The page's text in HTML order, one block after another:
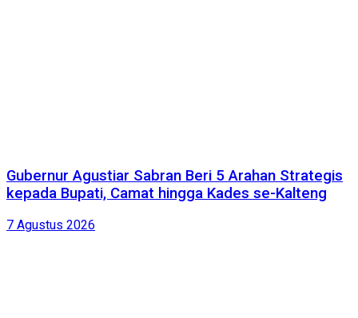
Gubernur Agustiar Sabran Beri 5 Arahan Strategis
kepada Bupati, Camat hingga Kades se-Kalteng
7 Agustus 2026